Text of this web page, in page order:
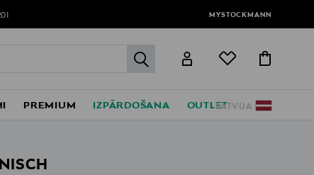
MYSTOCKMANN
label.header.go
LATVIJA
PREMIUM IZPĀRDOŠANA OUTLET